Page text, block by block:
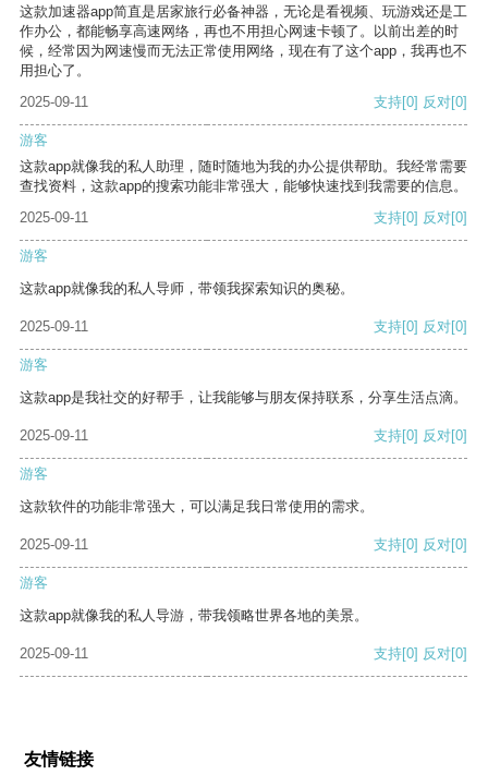
这款加速器app简直是居家旅行必备神器，无论是看视频、玩游戏还是工
作办公，都能畅享高速网络，再也不用担心网速卡顿了。以前出差的时
候，经常因为网速慢而无法正常使用网络，现在有了这个app，我再也不
用担心了。
2025-09-11
支持[0] 反对[0]
游客
这款app就像我的私人助理，随时随地为我的办公提供帮助。我经常需要
查找资料，这款app的搜索功能非常强大，能够快速找到我需要的信息。
2025-09-11
支持[0] 反对[0]
游客
这款app就像我的私人导师，带领我探索知识的奥秘。
2025-09-11 支持[0] 反对[0]
游客
这款app是我社交的好帮手，让我能够与朋友保持联系，分享生活点滴。
2025-09-11 支持[0] 反对[0]
游客
这款软件的功能非常强大，可以满足我日常使用的需求。
2025-09-11 支持[0] 反对[0]
游客
这款app就像我的私人导游，带我领略世界各地的美景。
2025-09-11 支持[0] 反对[0]
友情链接